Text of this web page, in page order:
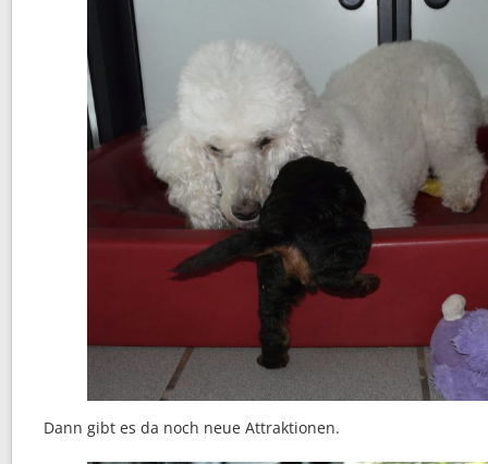
Dann gibt es da noch neue Attraktionen.